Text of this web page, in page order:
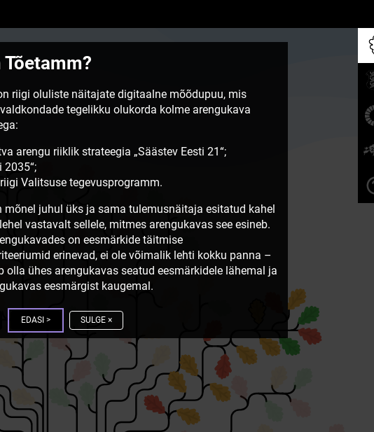
riigi oluliste näitajate digitaalne mõõdupuu, mis
tegelikku olukorda kolme arengukava
arengu riiklik strateegia „Säästev Eesti 21“;
2035“;
Valitsuse tegevusprogramm.
mõnel juhul üks ja sama tulemusnäitaja esitatud kahel
vastavalt sellele, mitmes arengukavas see esineb.
on eesmärkide täitmise
erinevad, ei ole võimalik lehti kokku panna –
olla ühes arengukavas seatud eesmärkidele lähemal ja
eesmärgist kaugemal.
EDASI > SULGE ×